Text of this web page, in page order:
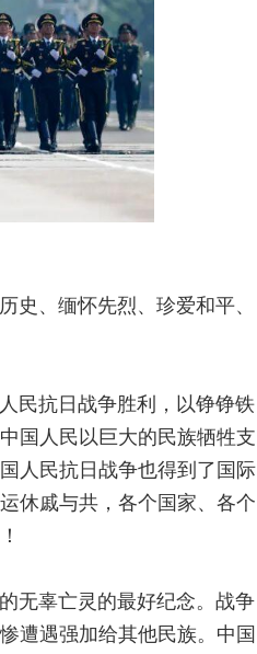
史、缅怀先烈、珍爱和平、
民抗日战争胜利，以铮铮铁
国人民以巨大的民族牺牲支
人民抗日战争也得到了国际
休戚与共，各个国家、各个
无辜亡灵的最好纪念。战争
遭遇强加给其他民族。中国